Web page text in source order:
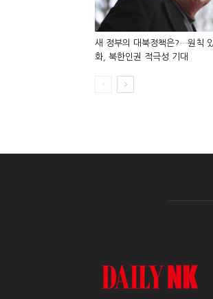
새 정부의 대북정책은?…원칙
화, 북한인권 적극성 기대